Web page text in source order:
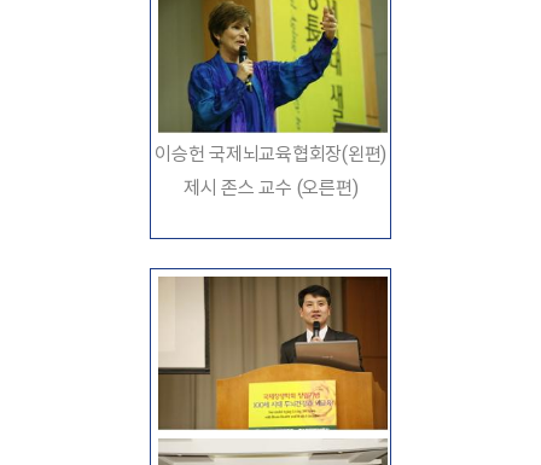
이승헌 국제뇌교육협회장(왼편)
제시 존스 교수 (오른편)